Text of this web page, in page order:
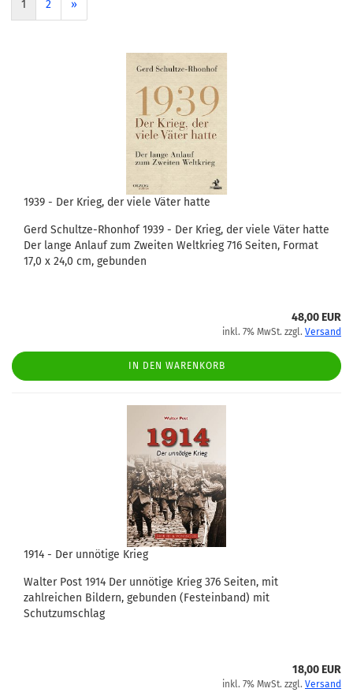
1 2 »
1939 - Der Krieg, der viele Väter hatte
Gerd Schultze-Rhonhof 1939 - Der Krieg, der viele Väter hatte
Der lange Anlauf zum Zweiten Weltkrieg 716 Seiten, Format
17,0 x 24,0 cm, gebunden
48,00 EUR
inkl. 7% MwSt. zzgl. Versand
IN DEN WARENKORB
1914 - Der unnötige Krieg
Walter Post 1914 Der unnötige Krieg 376 Seiten, mit
zahlreichen Bildern, gebunden (Festeinband) mit
Schutzumschlag
18,00 EUR
inkl. 7% MwSt. zzgl. Versand